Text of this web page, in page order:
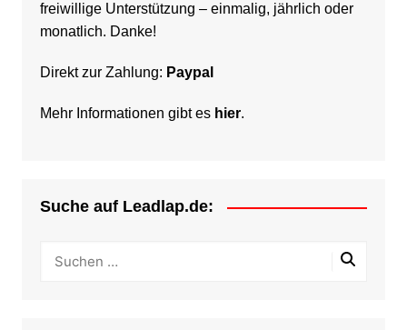
freiwillige Unterstützung – einmalig, jährlich oder
monatlich. Danke!
Direkt zur Zahlung: Paypal
Mehr Informationen gibt es hier.
Suche auf Leadlap.de: